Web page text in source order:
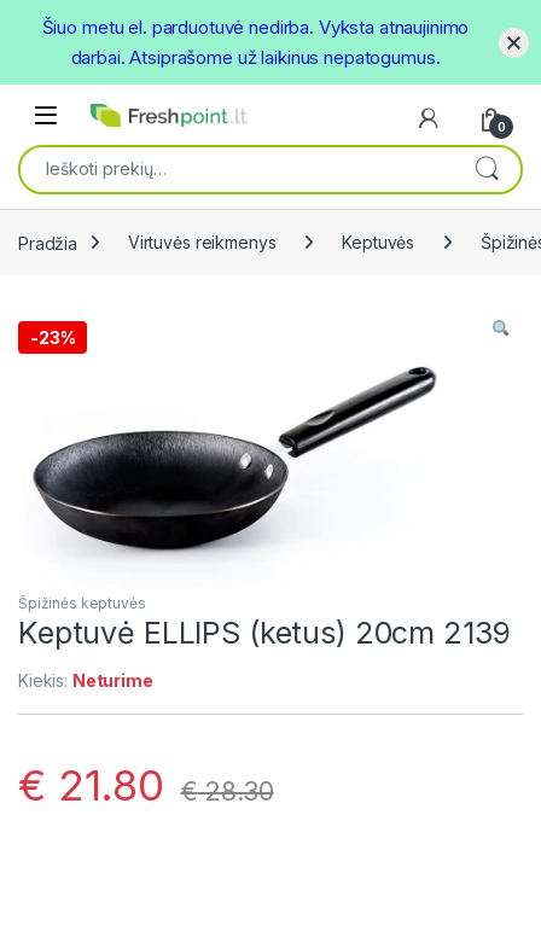
Open
0
Ieškoti:
Pradžia Virtuvės reikmenys Keptuvės
-23%
Špižinės keptuvės
Keptuvė ELLIPS (ketus) 20cm 2139
Kiekis: Neturime
€ 21.80 €28.30
Šiuo metu el. parduotuvė nedirba. Vyksta atnaujinimo
darbai. Atsiprašome už laikinus nepatogumus.